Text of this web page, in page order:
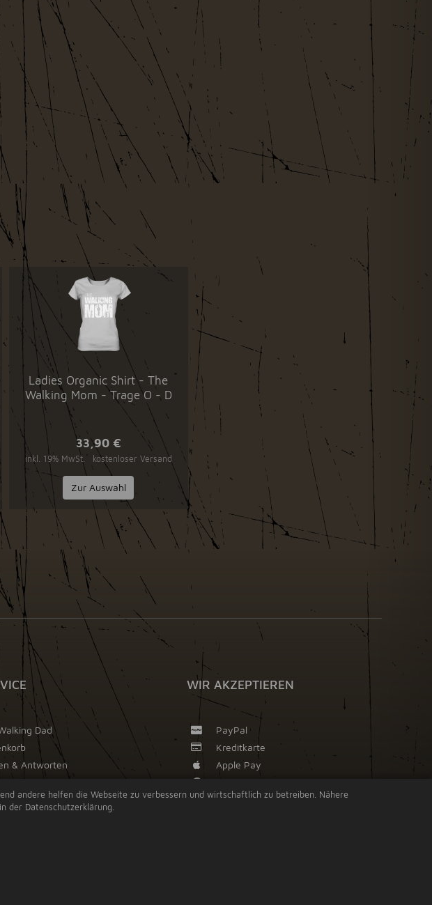
Ladies Organic Shirt - The
Walking Mom - Trage O - D
33,90 €
inkl. 19% MwSt. kostenloser Versand
Zur Auswahl
Dad
& Antworten
WIR AKZEPTIEREN
PayPal
Kreditkarte
Apple Pay
Vorkasse
andere helfen die Webseite zu verbessern und wirtschaftlich zu betreiben. Nähere
der Datenschutzerklärung.